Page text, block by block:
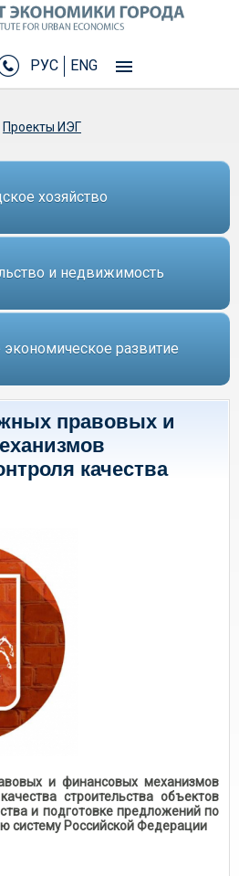
РУС ENG
Проекты ИЭГ
хозяйство
и недвижимость
развитие
правовых и
качества
и финансовых механизмов
строительства объектов
и подготовке предложений по
систему Российской Федерации